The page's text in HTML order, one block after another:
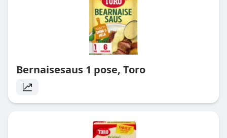
Bernaisesaus 1 pose, Toro